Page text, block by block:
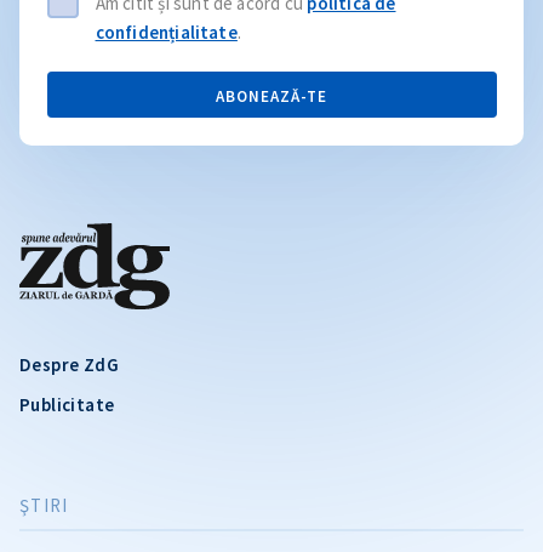
Despre ZdG
Publicitate
ŞTIRI
confidențialitate.
ABONEAZĂ-TE